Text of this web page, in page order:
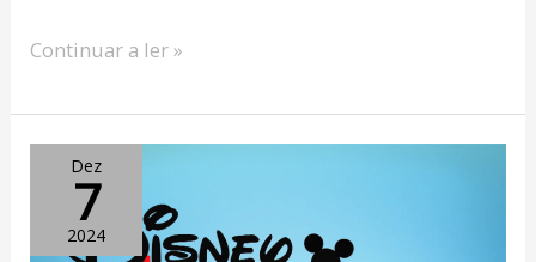
Continuar a ler »
Dez
7
2024
Disney
Junior
Music